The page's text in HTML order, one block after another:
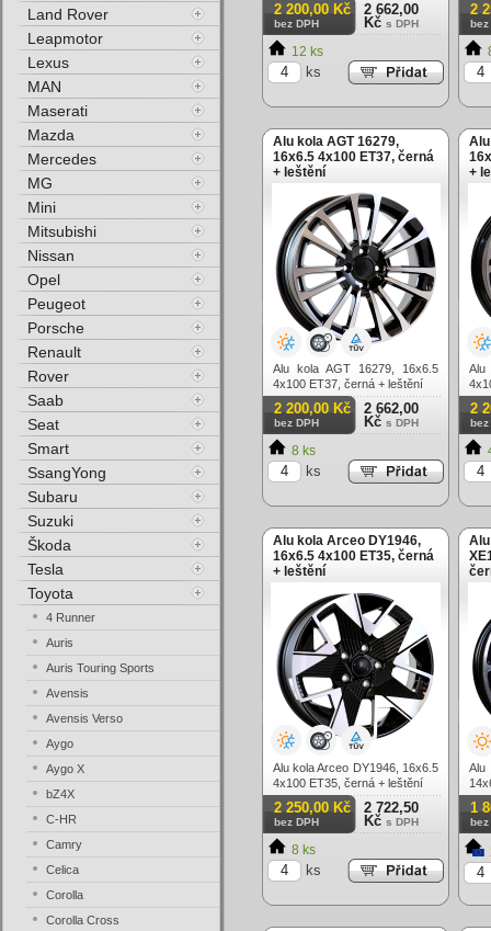
2 200,00 Kč
bez DPH
2 662,00
Kč s DPH
12 ks
ks
2
bez
Alu kola AGT 16279,
16x6.5 4x100 ET37, černá
+ leštění
Alu kola AGT 16279, 16x6.5
4x100 ET37, černá + leštění
2 200,00 Kč
bez DPH
2 662,00
Kč s DPH
8 ks
ks
+
Alu
2
bez
Alu kola Arceo DY1946,
16x6.5 4x100 ET35, černá
+ leštění
Alu kola Arceo DY1946, 16x6.5
4x100 ET35, černá + leštění
2 250,00 Kč
bez DPH
2 722,50
Kč s DPH
8 ks
ks
Alu
1
bez
Land Rover
Leapmotor
Lexus
MAN
Maserati
Mazda
Mercedes
MG
Mini
Mitsubishi
Nissan
Opel
Peugeot
Porsche
Renault
Rover
Saab
Seat
Smart
SsangYong
Subaru
Suzuki
Škoda
Tesla
Toyota
4 Runner
Auris
Auris Touring Sports
Avensis
Avensis Verso
Aygo
Aygo X
bZ4X
C-HR
Camry
Celica
Corolla
Corolla Cross